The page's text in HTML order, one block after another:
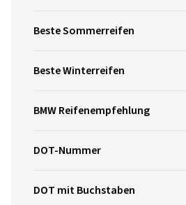
Beste Sommerreifen
Beste Winterreifen
BMW Reifenempfehlung
DOT-Nummer
DOT mit Buchstaben